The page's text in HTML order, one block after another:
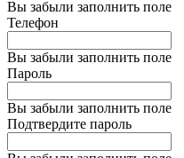
Вы забыли заполнить поле
Телефон
Вы забыли заполнить поле
Пароль
Вы забыли заполнить поле
Подтвердите пароль